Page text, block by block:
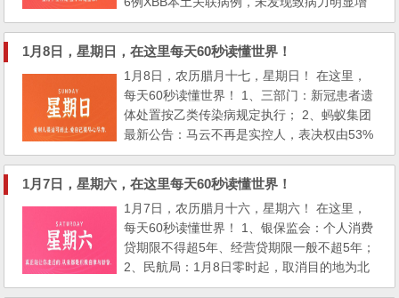
加，现阶段XBB不会造成本土大规模流行。符
合接种条件的老年人也要接种流感和肺炎球菌
疫苗； 2、国家医保局：新冠患者住院费全额
保障将延续至3月31日。阿兹夫定片、清肺排
毒颗粒参与医保药品目录谈判成功，辉瑞Paxl
ovid新冠口服药报价高...
1月8日，星期日，在这里每天60秒读懂世界！
1月8日，农历腊月十七，星期日！ 在这里，
每天60秒读懂世界！ 1、三部门：新冠患者遗
体处置按乙类传染病规定执行； 2、蚂蚁集团
最新公告：马云不再是实控人，表决权由53%
降为6%，拟引入第五名独董，强化与阿里巴
巴隔离，管理层不再担任阿里合伙人；阿里宣
布捐1.25亿元给全国60多万个村卫生室每个配
2台血氧仪，基本覆盖全国农村； 3、山西一
女子去世3年后出现4针新冠疫苗接种记录，县
长：如属实将追责； 4...
1月7日，星期六，在这里每天60秒读懂世界！
1月7日，农历腊月十六，星期六！ 在这里，
每天60秒读懂世界！ 1、银保监会：个人消费
贷期限不得超5年、经营贷期限一般不超5年；
2、民航局：1月8日零时起，取消目的地为北
京的国际客运航班从指定第一入境点入境；